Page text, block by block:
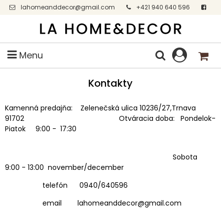
lahomeanddecor@gmail.com
+421 940 640 596
Facebook
Menu
Kontakty
Kamenná predajňa: Zelenečská ulica 10236/27,Trnava
91702 Otváracia doba: Pondelok-
Piatok 9:00 - 17:30
Sobota
9:00 - 13:00 november/december
telefón 0940/640596
email lahomeanddecor@gmail.com